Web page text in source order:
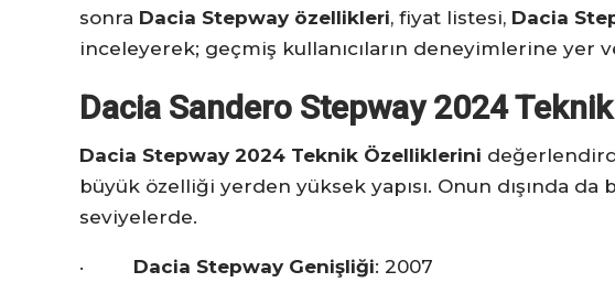
sonra Dacia Stepway özellikleri, fiyat listesi, Dacia
inceleyerek; geçmiş kullanıcıların deneyimlerine yer
Dacia Sandero Stepway 2024
Dacia Stepway 2024 Teknik Özelliklerini
büyük özelliği yerden yüksek yapısı. Onun dışında
seviyelerde.
· Dacia Stepway Genişliği: 2007